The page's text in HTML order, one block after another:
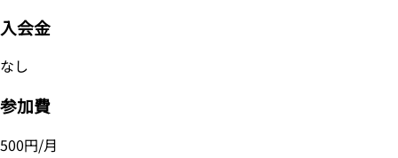
入会金
なし
参加費
500円/月